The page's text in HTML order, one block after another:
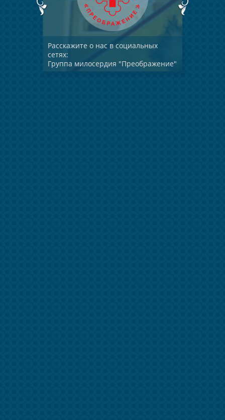
Расскажите о нас в социальных
сетях:
Группа милосердия "Преображение"